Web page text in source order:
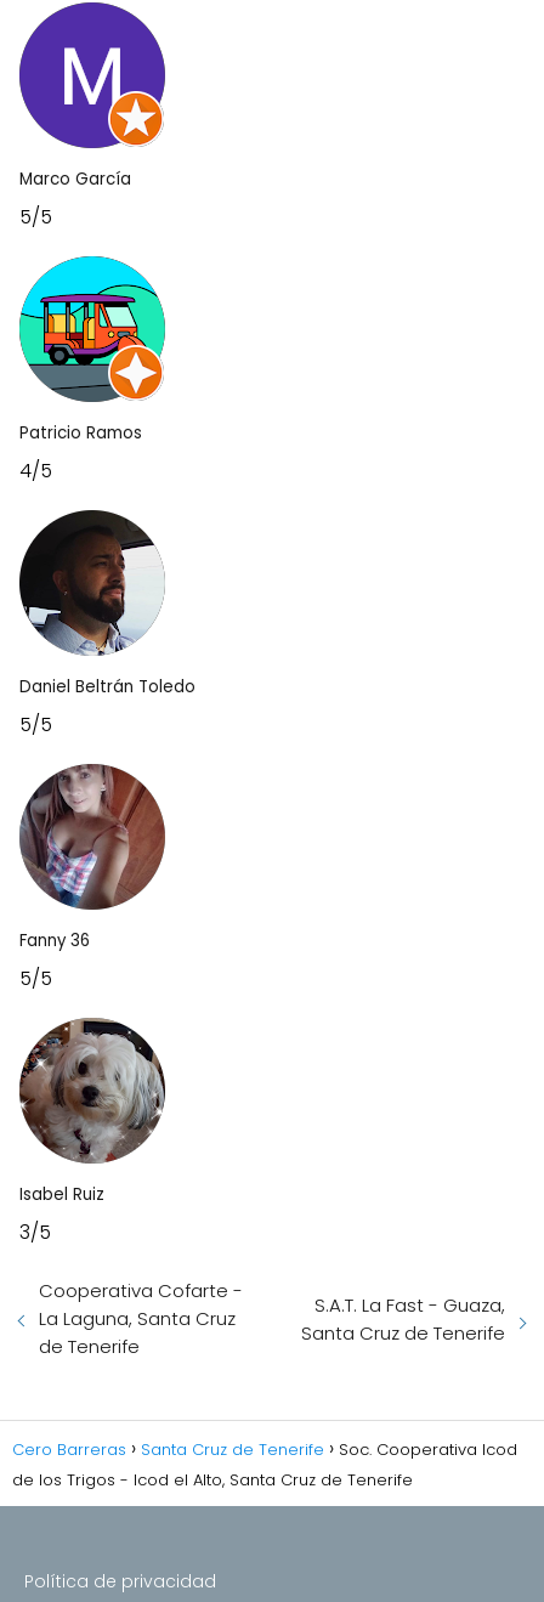
Marco García
5/5
Patricio Ramos
4/5
Daniel Beltrán Toledo
5/5
Fanny 36
5/5
Isabel Ruiz
3/5
Cooperativa Cofarte -
La Laguna, Santa Cruz
de Tenerife
S.A.T. La Fast - Guaza,
Santa Cruz de Tenerife
Cero Barreras Santa Cruz de Tenerife
Soc. Cooperativa Icod
de los Trigos - Icod el Alto, Santa Cruz de Tenerife
Política de privacidad